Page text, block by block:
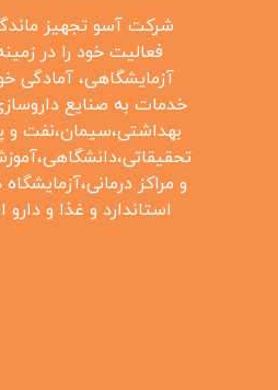
شرکت آسو تجهیز
فعالیت خود را در
آزمایشگاهی، آمادگی
خدمات به صنایع
بهداشتی،سیمان،نفت و
و مراکز
استاندارد و غذا و دارو